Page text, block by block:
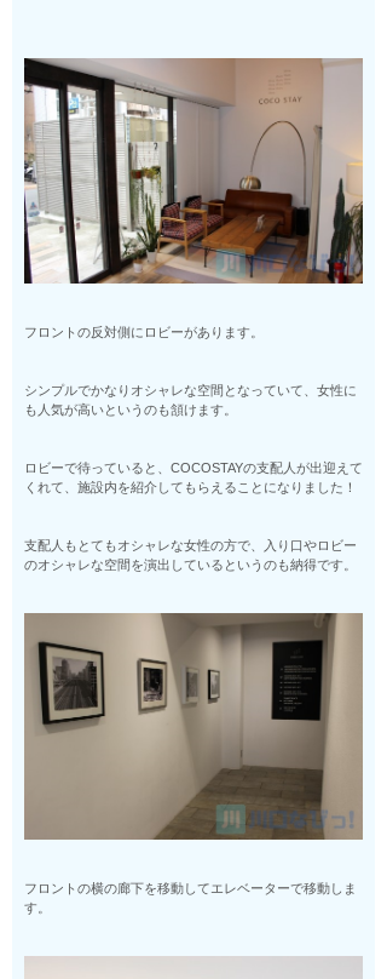
フロントの反対側にロビーがあります。
シンプルでかなりオシャレな空間となっていて、女性に
も人気が高いというのも頷けます。
ロビーで待っていると、COCOSTAYの支配人が出迎えて
くれて、施設内を紹介してもらえることになりました！
支配人もとてもオシャレな女性の方で、入り口やロビー
のオシャレな空間を演出しているというのも納得です。
フロントの横の廊下を移動してエレベーターで移動しま
す。